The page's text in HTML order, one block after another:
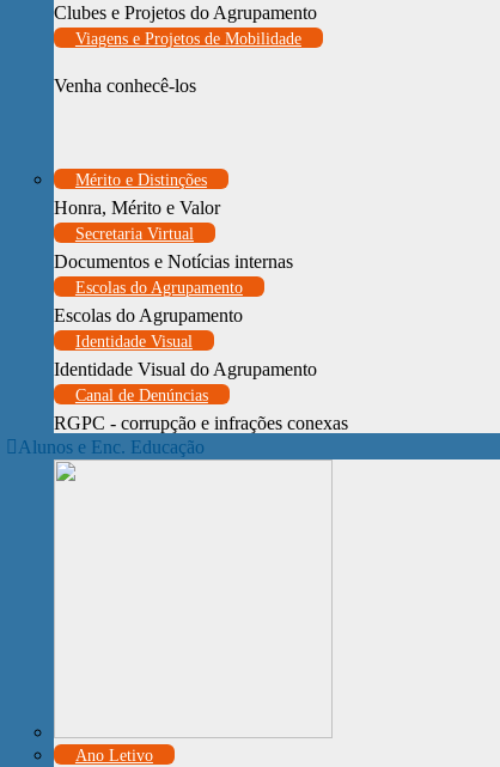
Clubes e Projetos do Agrupamento
Viagens e Projetos de Mobilidade
Venha conhecê-los
Mérito e Distinções
Honra, Mérito e Valor
Secretaria Virtual
Documentos e Notícias internas
Escolas do Agrupamento
Escolas do Agrupamento
Identidade Visual
Identidade Visual do Agrupamento
Canal de Denúncias
RGPC - corrupção e infrações conexas
Alunos e Enc. Educação
Ano Letivo